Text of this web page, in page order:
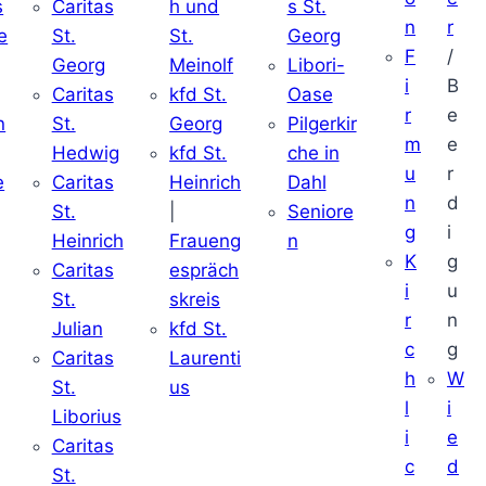
Caritas
St.
Georg
Caritas
St.
Hedwig
Caritas
St.
Heinrich
Caritas
St.
Julian
Caritas
St.
Liborius
Caritas
St.
h und
St.
Meinolf
kfd St.
Georg
kfd St.
Heinrich
Fraueng
espräch
skreis
kfd St.
Laurenti
us
s St.
Georg
Libori-
Oase
Pilgerkir
che in
Dahl
Seniore
n
n
F
i
r
m
u
n
g
K
i
r
c
h
l
i
c
r
/
B
e
e
r
d
i
g
u
n
g
W
i
e
d